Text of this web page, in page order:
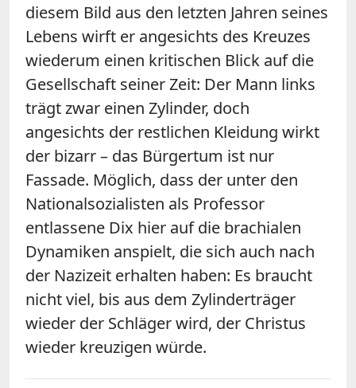
diesem Bild aus den letzten Jahren seines
Lebens wirft er angesichts des Kreuzes
wiederum einen kritischen Blick auf die
Gesellschaft seiner Zeit: Der Mann links
trägt zwar einen Zylinder, doch
angesichts der restlichen Kleidung wirkt
der bizarr – das Bürgertum ist nur
Fassade. Möglich, dass der unter den
Nationalsozialisten als Professor
entlassene Dix hier auf die brachialen
Dynamiken anspielt, die sich auch nach
der Nazizeit erhalten haben: Es braucht
nicht viel, bis aus dem Zylinderträger
wieder der Schläger wird, der Christus
wieder kreuzigen würde.